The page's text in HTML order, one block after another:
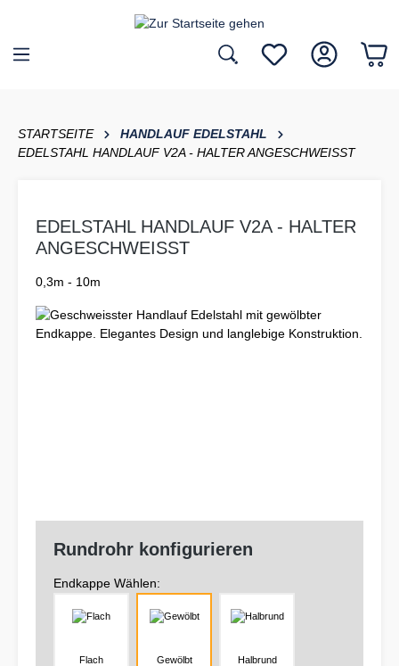
STARTSEITE
HANDLAUF EDELSTAHL
EDELSTAHL HANDLAUF V2A - HALTER ANGESCHWEISST
EDELSTAHL HANDLAUF V2A - HALTER
ANGESCHWEISST
0,3m - 10m
Rundrohr konfigurieren
Endkappe Wählen:
Flach Gewölbt Halbrund